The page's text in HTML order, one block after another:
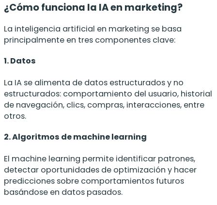
¿Cómo funciona la IA en marketing?
La inteligencia artificial en marketing se basa
principalmente en tres componentes clave:
1. Datos
La IA se alimenta de datos estructurados y no
estructurados: comportamiento del usuario, historial
de navegación, clics, compras, interacciones, entre
otros.
2. Algoritmos de machine learning
El machine learning permite identificar patrones,
detectar oportunidades de optimización y hacer
predicciones sobre comportamientos futuros
basándose en datos pasados.